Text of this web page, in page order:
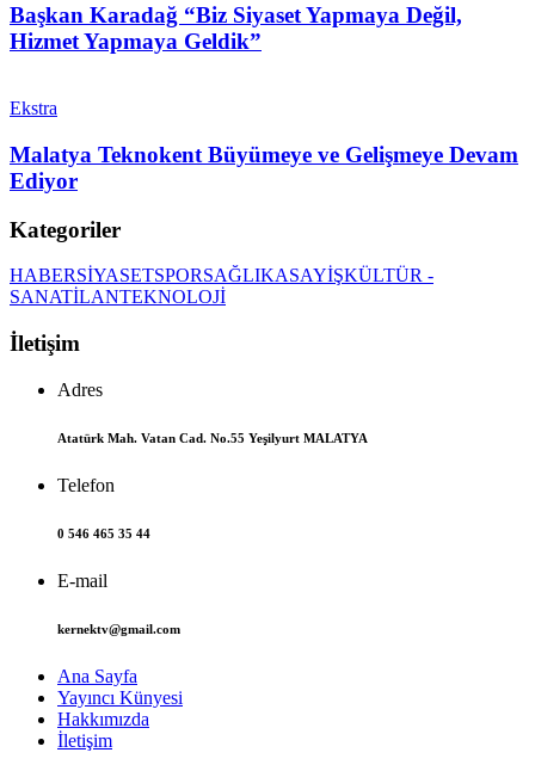
Başkan Karadağ “Biz Siyaset Yapmaya Değil,
Hizmet Yapmaya Geldik”
Ekstra
Malatya Teknokent Büyümeye ve Gelişmeye Devam
Ediyor
Kategoriler
HABERSİYASETSPORSAĞLIKASAYİŞKÜLTÜR -
SANATİLANTEKNOLOJİ
İletişim
Adres
Atatürk Mah. Vatan Cad. No.55 Yeşilyurt MALATYA
Telefon
0 546 465 35 44
E-mail
kernektv@gmail.com
Ana Sayfa
Yayıncı Künyesi
Hakkımızda
İletişim